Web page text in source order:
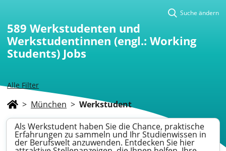
Alle Filter
Suche ändern
589 Werkstudenten und
Werkstudentinnen (engl.: Working
Students) Jobs
> München > Werkstudent
Als Werkstudent haben Sie die Chance, praktische
Erfahrungen zu sammeln und Ihr Studienwissen in
der Berufswelt anzuwenden. Entdecken Sie hier